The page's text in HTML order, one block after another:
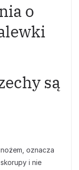
o
są
oznacza
i nie